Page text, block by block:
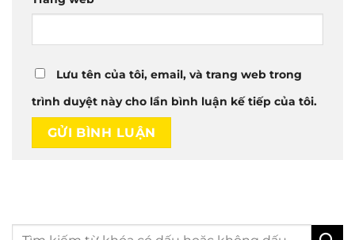
Lưu tên của tôi, email, và trang web trong
trình duyệt này cho lần bình luận kế tiếp của tôi.